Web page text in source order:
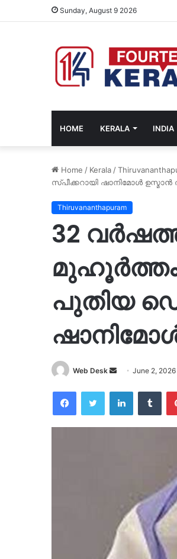
Sunday, August 9 2026
HOME KERALA INDIA
Home / Kerala /
സ്പീക്കറായി ഷാനിമോൾ ഉസ്മാൻ
Thiruvananthapuram
32
പുതിയ
Web Desk
Send
email
June 2, 2026
FacebookTwitter LinkedIn